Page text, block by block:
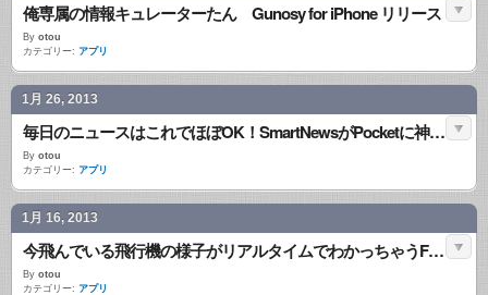
俺専属の情報キュレーターたん Gunosy for iPhone リリース
By otou
カテゴリー: アプリ
1月 26, 2013
毎日のニュースはこれでほぼOK！SmartNewsがPocketに神対応
By otou
カテゴリー: アプリ
1月 16, 2013
今飛んでいる飛行機の様子がリアルタイムでわかっちゃうFlightrader24
By otou
カテゴリー: アプリ